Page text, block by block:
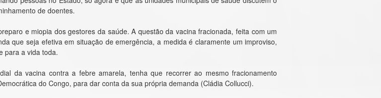
de doentes.
e miopia dos gestores da saúde. A questão da vacina fracionada, feita com um
que seja efetiva em situação de emergência, a medida é claramente um improviso,
para a vida toda.
da vacina contra a febre amarela, tenha que recorrer ao mesmo fracionamento
do Congo, para dar conta da sua própria demanda (Cládia Collucci).